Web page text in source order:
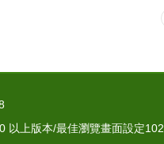
以上版本/最佳瀏覽畫面設定